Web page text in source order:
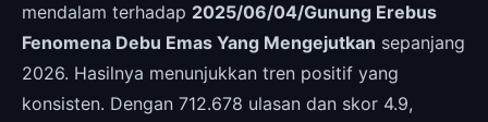
mendalam terhadap 2025/06/04/Gunung Erebus
Fenomena Debu Emas Yang Mengejutkan sepanjang
2026. Hasilnya menunjukkan tren positif yang
konsisten. Dengan 712.678 ulasan dan skor 4.9,